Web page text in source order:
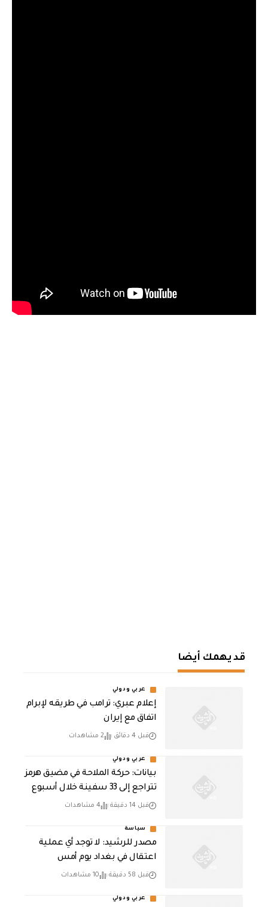
قد يهمك أيضا
عربي ودولي
إعلام عبري: ترامب في طريقه لإبرام
اتفاق مع إيران
قبل 4 دقائق 2 مشاهدات
عربي ودولي
بيانات: حركة الملاحة في مضيق هرمز
تتراجع إلى 33 سفينة خلال أسبوع
قبل 14 دقيقة 4 مشاهدات
سياسة
مصدر للرشيد: لا توجد أي عملية
اعتقال في بغداد يوم أمس
قبل 58 دقيقة 10 مشاهدات
عربي ودولي